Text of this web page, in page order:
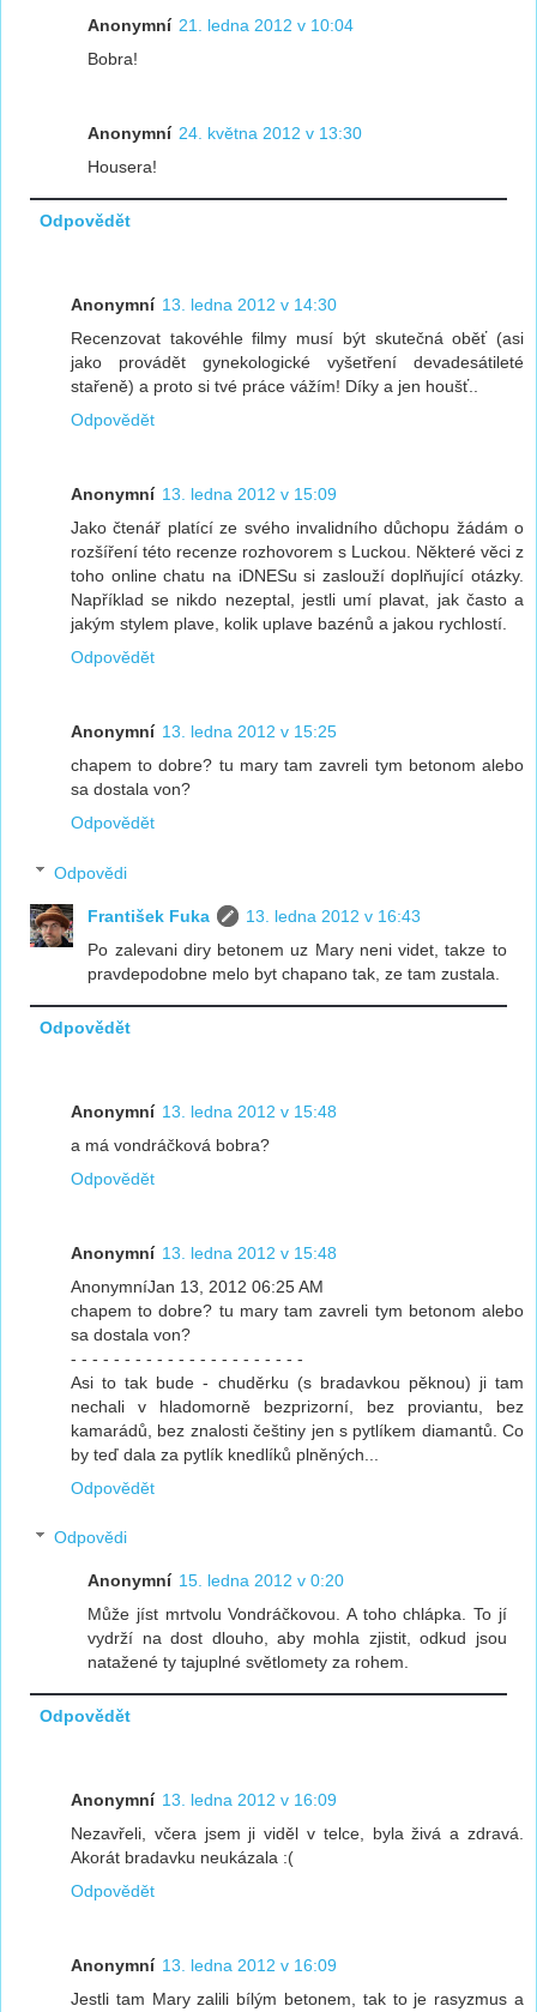
Anonymní 21. ledna 2012 v 10:04
Bobra!
Anonymní 24. května 2012 v 13:30
Housera!
Odpovědět
Anonymní 13. ledna 2012 v 14:30
Recenzovat takovéhle filmy musí být skutečná oběť (asi
jako provádět gynekologické vyšetření devadesátileté
stařeně) a proto si tvé práce vážím! Díky a jen houšť..
Odpovědět
Anonymní 13. ledna 2012 v 15:09
Jako čtenář platící ze svého invalidního důchopu žádám o
rozšíření této recenze rozhovorem s Luckou. Některé věci z
toho online chatu na iDNESu si zaslouží doplňující otázky.
Například se nikdo nezeptal, jestli umí plavat, jak často a
jakým stylem plave, kolik uplave bazénů a jakou rychlostí.
Odpovědět
Anonymní 13. ledna 2012 v 15:25
chapem to dobre? tu mary tam zavreli tym betonom alebo
sa dostala von?
Odpovědět
Odpovědi
František Fuka
13. ledna 2012 v 16:43
Po zalevani diry betonem uz Mary neni videt, takze to
pravdepodobne melo byt chapano tak, ze tam zustala.
Odpovědět
Anonymní 13. ledna 2012 v 15:48
a má vondráčková bobra?
Odpovědět
Anonymní 13. ledna 2012 v 15:48
AnonymníJan 13, 2012 06:25 AM
chapem to dobre? tu mary tam zavreli tym betonom alebo
sa dostala von?
- - - - - - - - - - - - - - - - - - - - - -
Asi to tak bude - chuděrku (s bradavkou pěknou) ji tam
nechali v hladomorně bezprizorní, bez proviantu, bez
kamarádů, bez znalosti češtiny jen s pytlíkem diamantů. Co
by teď dala za pytlík knedlíků plněných...
Odpovědět
Odpovědi
Anonymní 15. ledna 2012 v 0:20
Může jíst mrtvolu Vondráčkovou. A toho chlápka. To jí
vydrží na dost dlouho, aby mohla zjistit, odkud jsou
natažené ty tajuplné světlomety za rohem.
Odpovědět
Anonymní 13. ledna 2012 v 16:09
Nezavřeli, včera jsem ji viděl v telce, byla živá a zdravá.
Akorát bradavku neukázala :(
Odpovědět
Anonymní 13. ledna 2012 v 16:09
Jestli tam Mary zalili bílým betonem, tak to je rasyzmus a